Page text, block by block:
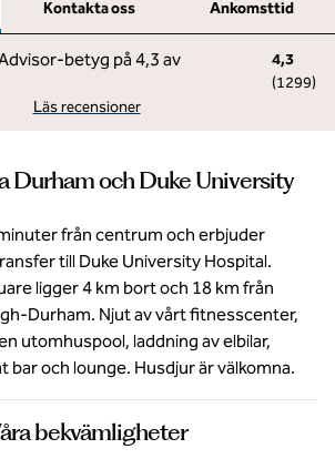
Kontakta oss
Ankomsttid
4,3
(1299)
Läs recensioner
Durham och Duke University
från centrum och erbjuder
till Duke University Hospital.
ligger 4 km bort och 18 km från
Durham. Njut av vårt fitnesscenter,
utomhuspool, laddning av elbilar,
bar och lounge. Husdjur är välkomna.
bekvämligheter